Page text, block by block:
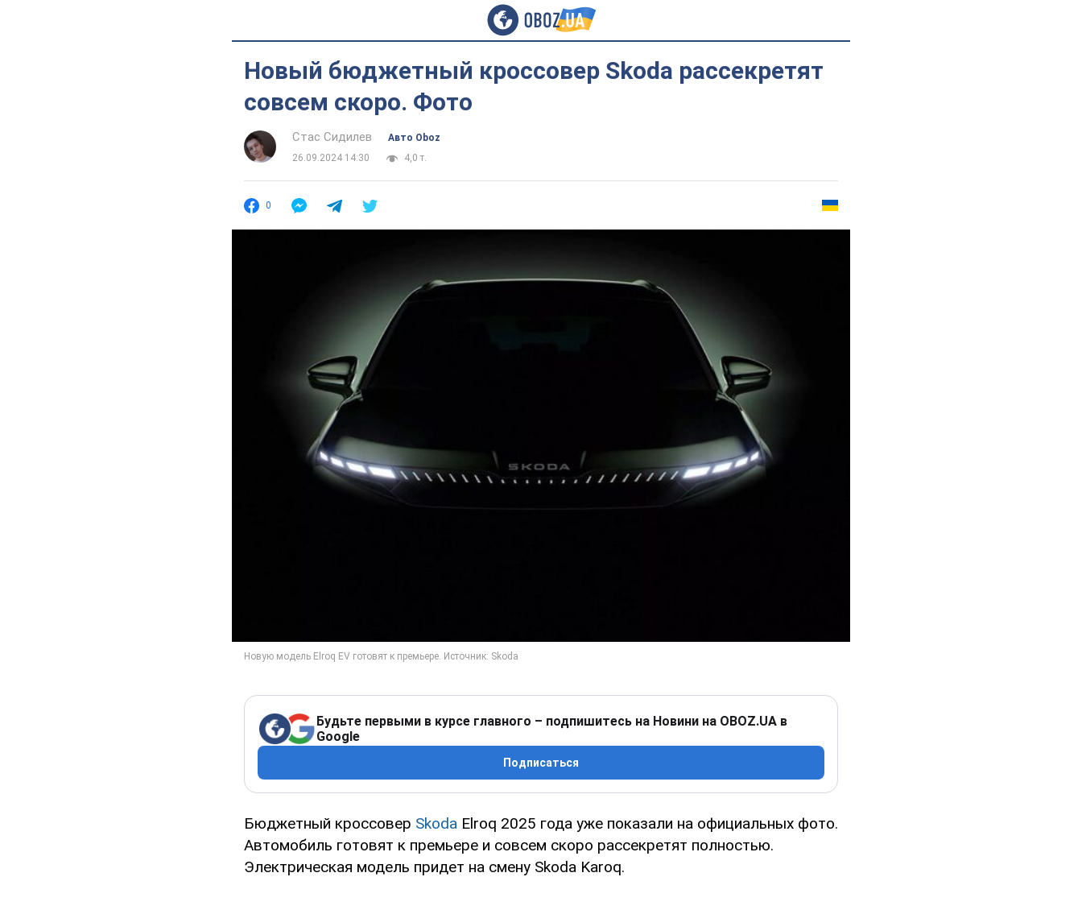
Новый бюджетный кроссовер Skoda рассекретят
совсем скоро. Фото
Стас Сидилев
Авто Oboz
26.09.2024 14:30
4,0 т.
0
Будьте первыми в курсе главного – подпишитесь на Новини на OBOZ.UA в
Google
Подписаться
Бюджетный кроссовер Skoda Elroq 2025 года уже показали на официальных фото.
Автомобиль готовят к премьере и совсем скоро рассекретят полностью.
Электрическая модель придет на смену Skoda Karoq.